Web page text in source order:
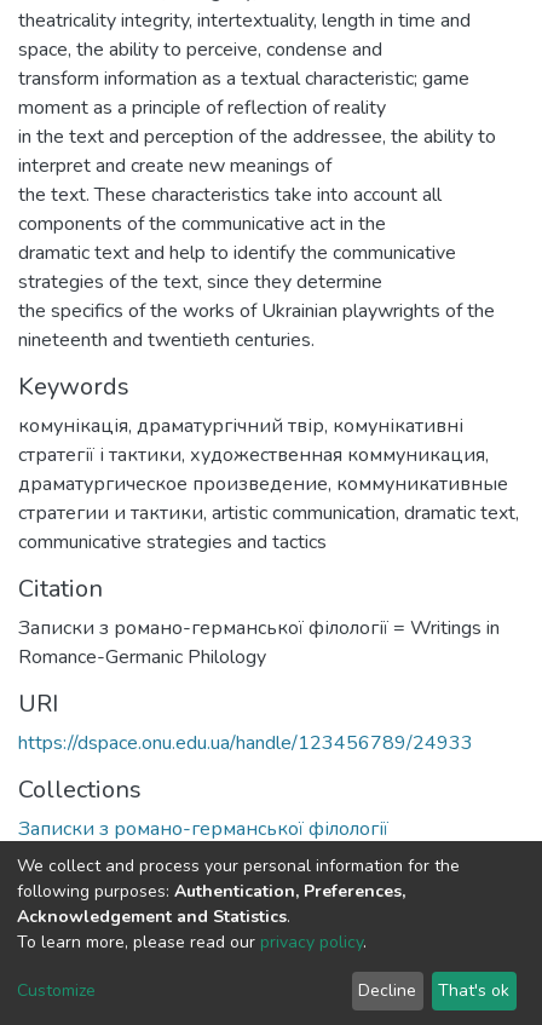
theatricality integrity, intertextuality, length in time and
space, the ability to perceive, condense and
transform information as a textual characteristic; game
moment as a principle of reflection of reality
in the text and perception of the addressee, the ability to
interpret and create new meanings of
the text. These characteristics take into account all
components of the communicative act in the
dramatic text and help to identify the communicative
strategies of the text, since they determine
the specifics of the works of Ukrainian playwrights of the
nineteenth and twentieth centuries.
Keywords
комунікація, драматургічний твір, комунікативні
стратегії і тактики, художественная коммуникация,
драматургическое произведение, коммуникативные
стратегии и тактики, artistic communication, dramatic text,
communicative strategies and tactics
Citation
Записки з романо-германської філології = Writings in
Romance-Germanic Philology
URI
https://dspace.onu.edu.ua/handle/123456789/24933
Collections
Записки з романо-германської філології
Full item page
DSpace software copyright © 2009-2026
Cookie
End User
Agreement
Send
Feedback
We collect and process your personal information for the
following purposes: Authentication, Preferences,
Acknowledgement and Statistics.
To learn more, please read our privacy policy.
Customize Decline That's ok